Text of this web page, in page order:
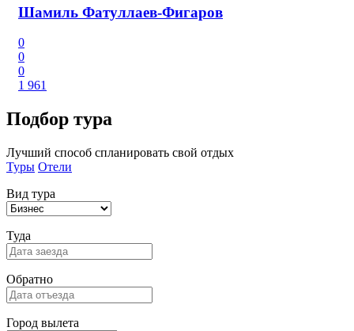
Шамиль Фатуллаев-Фигаров
0
0
0
1 961
Подбор тура
Лучший способ спланировать свой отдых
Туры Отели
Вид тура
Туда
Обратно
Город вылета